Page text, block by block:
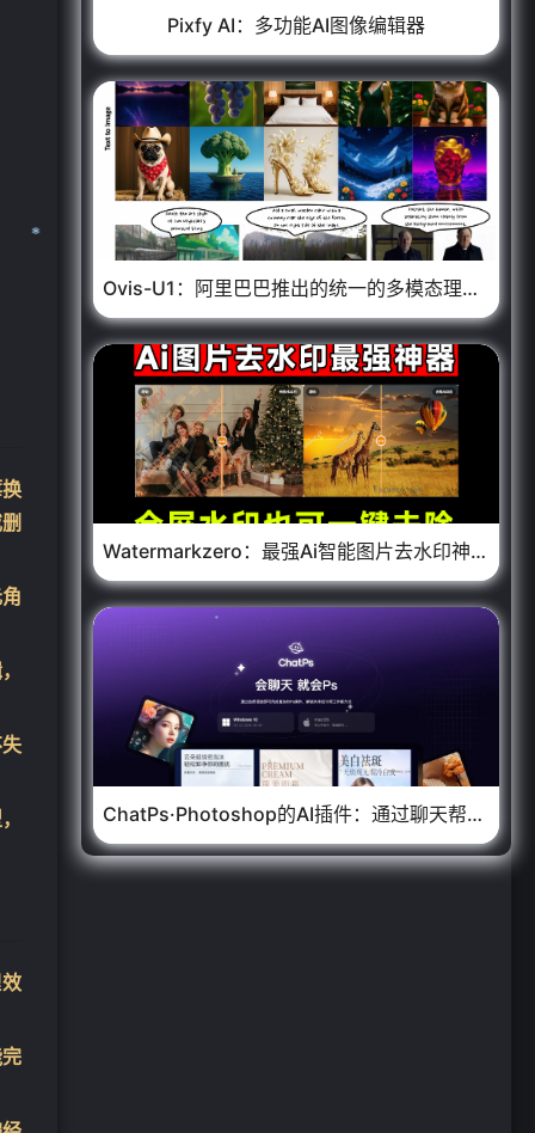
Pixfy AI：多功能AI图像编辑器
Ovis-U1：阿里巴巴推出的统一的多模态理解与生成模型
Watermarkzero：最强Ai智能图片去水印神器，免注册免费在线使用
ChatPs·Photoshop的AI插件：通过聊天帮你操作PS，设计生成、智能排版、元素替换以及瑕疵修复等